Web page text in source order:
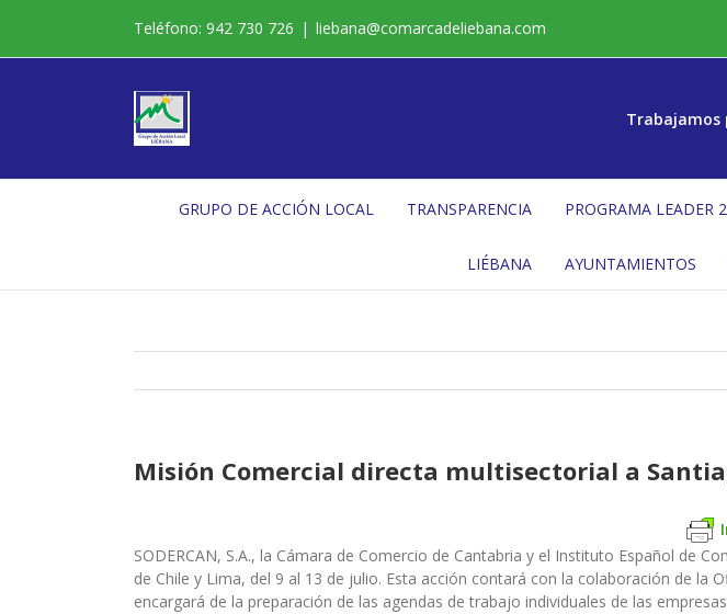
contenido
Teléfono: 942 730 726 | liebana@comarcadeliebana.com
Trabajamos
GRUPO DE ACCIÓN LOCAL TRANSPARENCIA PROGRAMA LEADER
LIÉBANA AYUNTAMIENTOS
Misión Comercial directa multisectorial a
SODERCAN, S.A., la Cámara de Comercio de Cantabria y el Instituto Español de
de Chile y Lima, del 9 al 13 de julio. Esta acción contará con la colaboración de la
encargará de la preparación de las agendas de trabajo individuales de las